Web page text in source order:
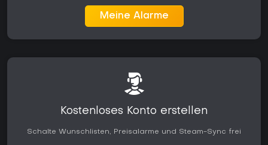
Meine Alarme
Kostenloses Konto erstellen
Schalte Wunschlisten, Preisalarme und Steam-Sync frei